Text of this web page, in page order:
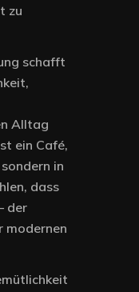
zu
schafft
Alltag
ein Café,
in
dass
der
modernen